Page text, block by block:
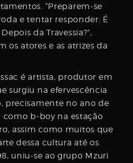
“Preparem-se
e tentar responder: É
da Travessia?”,
os atores e as atrizes da
é artista, produtor em
surgiu na efervescência
precisamente no ano de
como b-boy na estação
assim como muitos que
dessa cultura até os
uniu-se ao grupo Mzuri